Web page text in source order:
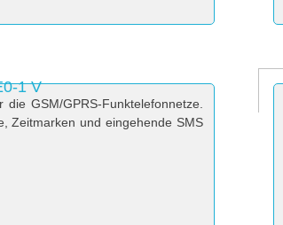
1 V
GSM/GPRS-Funktelefonnetze.
Zeitmarken und eingehende SMS